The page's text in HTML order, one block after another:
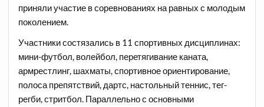
приняли участие в соревнованиях на равных с молодым
поколением.
Участники состязались в 11 спортивных дисциплинах:
мини-футбол, волейбол, перетягивание каната,
армрестлинг, шахматы, спортивное ориентирование,
полоса препятствий, дартс, настольный теннис, тег-
регби, стритбол. Параллельно с основными